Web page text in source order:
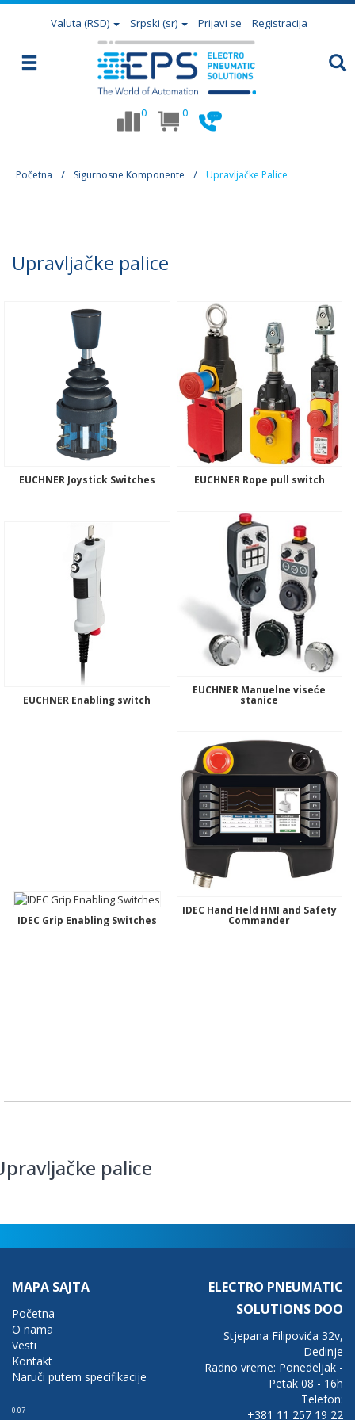
Valuta (RSD) Srpski (sr) Prijavi se Registracija
0 0
Početna Sigurnosne Komponente Upravljačke Palice
Upravljačke palice
EUCHNER Joystick Switches EUCHNER Rope pull switch
EUCHNER Enabling switch
EUCHNER Manuelne viseće
stanice
IDEC Grip Enabling Switches
IDEC Hand Held HMI and Safety
Commander
palice
MAPA SAJTA
Početna
O nama
Vesti
Kontakt
Naruči putem specifikacije
0.07
ELECTRO PNEUMATIC
SOLUTIONS DOO
Stjepana Filipovića 32v,
Dedinje
Radno vreme: Ponedeljak -
Petak 08 - 16h
Telefon:
+381 11 257 19 22